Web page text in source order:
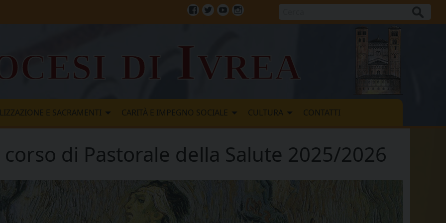
di Ivrea
E SACRAMENTI CARITÀ E IMPEGNO SOCIALE CULTURA CONTATTI
di Pastorale della Salute 2025/2026